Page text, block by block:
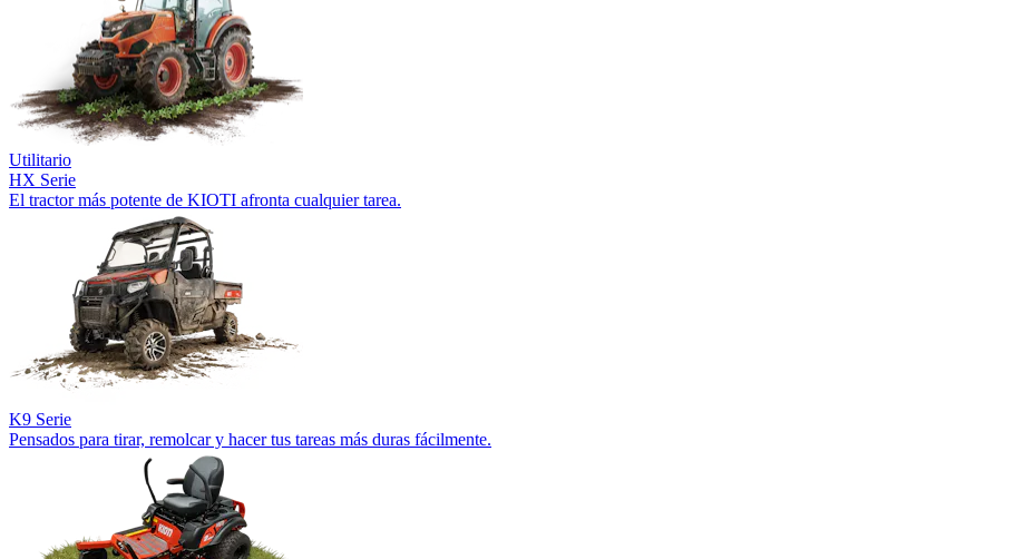
Utilitario
HX Serie
El tractor más potente de KIOTI afronta cualquier tarea.
K9 Serie
Pensados para tirar, remolcar y hacer tus tareas más duras fácilmente.